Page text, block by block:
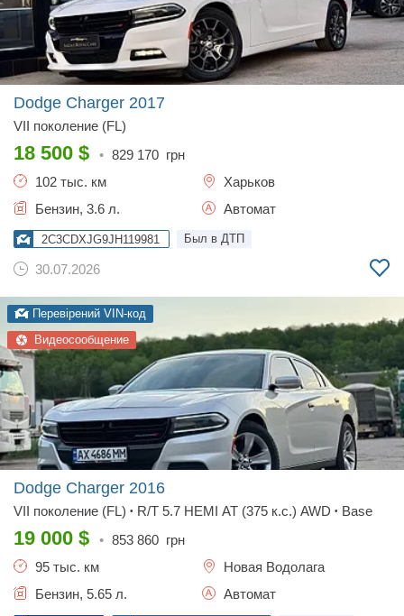
Dodge Charger 2017
VII поколение (FL)
18 500 $ • 829 170 грн
102 тыс. км
Харьков
Бензин, 3.6 л.
Автомат
2C3CDXJG9JH119981 Был в ДТП
30.07.2026
Перевірений VIN-код
Видеосообщение
Dodge Charger 2016
VII поколение (FL) • R/T 5.7 HEMI AT (375 к.с.) AWD • Base
19 000 $ • 853 860 грн
95 тыс. км
Новая Водолага
Бензин, 5.65 л.
Автомат